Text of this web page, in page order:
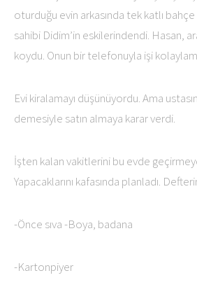
oturduğu evin arkasında tek katlı
sahibi Didim’in eskilerindendi. Hasan,
koydu. Onun bir telefonuyla işi
Evi kiralamayı düşünüyordu. Ama
demesiyle satın almaya karar verdi.
İşten kalan vakitlerini bu evde
Yapacaklarını kafasında planladı.
-Önce sıva -Boya, badana
-Kartonpiyer